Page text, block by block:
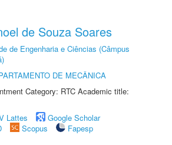
de Souza Soares
de Engenharia e Ciências (Câmpus
DE MECÂNICA
Category: RTC Academic title:
Lattes
Google Scholar
Scopus
Fapesp